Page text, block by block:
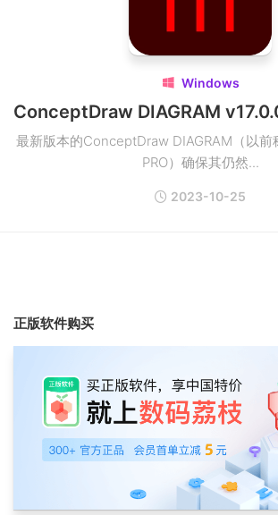
 Windows
最新版本的ConceptDraw DIAGRAM（以
PRO）确保其仍然...
2023-10-25
正版软件购买